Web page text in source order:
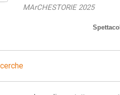
MArCHESTORIE 2025